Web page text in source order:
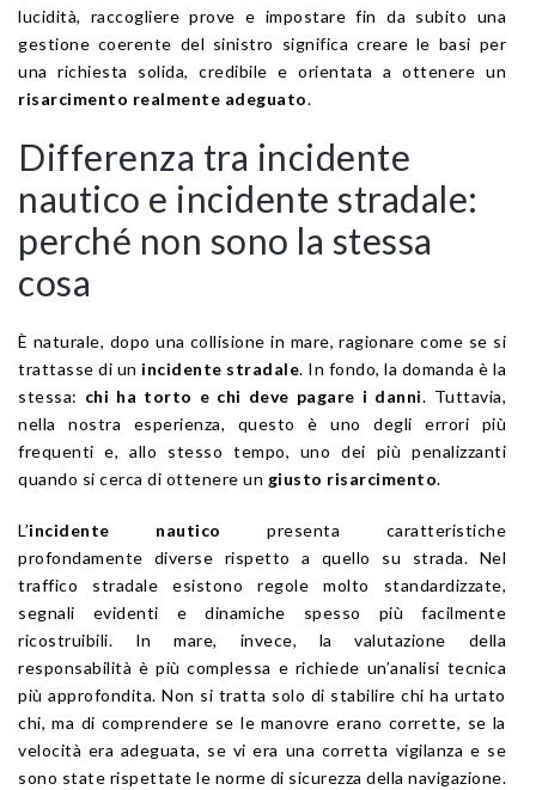
lucidità, raccogliere prove e impostare fin da subito una
gestione coerente del sinistro significa creare le basi per
una richiesta solida, credibile e orientata a ottenere un
risarcimento realmente adeguato.
Differenza tra incidente
nautico e incidente stradale:
perché non sono la stessa
cosa
È naturale, dopo una collisione in mare, ragionare come se si
trattasse di un incidente stradale. In fondo, la domanda è la
stessa: chi ha torto e chi deve pagare i danni. Tuttavia,
nella nostra esperienza, questo è uno degli errori più
frequenti e, allo stesso tempo, uno dei più penalizzanti
quando si cerca di ottenere un giusto risarcimento.
L’incidente nautico presenta caratteristiche
profondamente diverse rispetto a quello su strada. Nel
traffico stradale esistono regole molto standardizzate,
segnali evidenti e dinamiche spesso più facilmente
ricostruibili. In mare, invece, la valutazione della
responsabilità è più complessa e richiede un’analisi tecnica
più approfondita. Non si tratta solo di stabilire chi ha urtato
chi, ma di comprendere se le manovre erano corrette, se la
velocità era adeguata, se vi era una corretta vigilanza e se
sono state rispettate le norme di sicurezza della navigazione.